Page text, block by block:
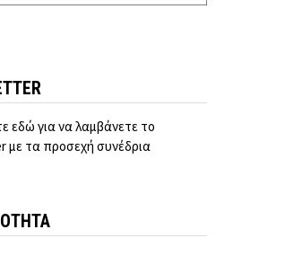
εδώ για να λαμβάνετε το
με τα προσεχή συνέδρια